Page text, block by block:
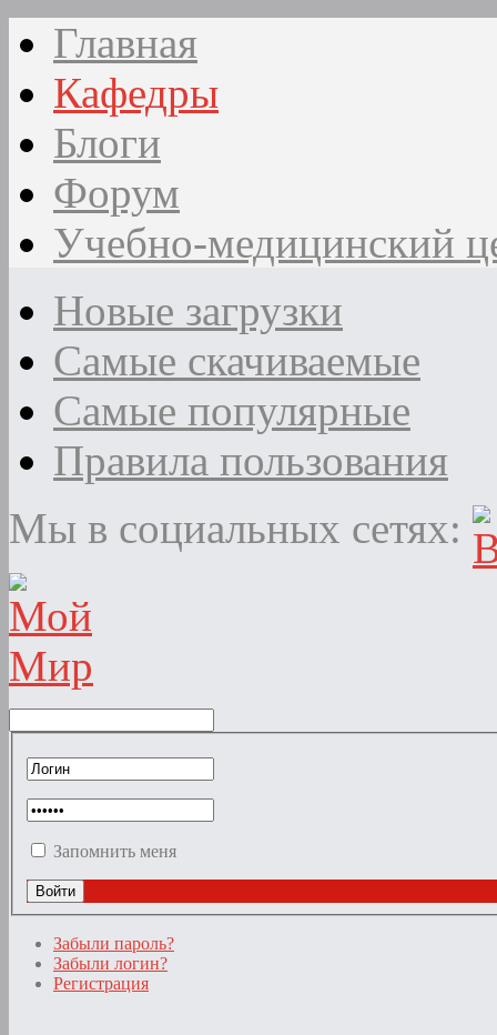
Главная
Кафедры
Блоги
Форум
Учебно-медицинский
Новые загрузки
Самые скачиваемые
Самые популярные
Правила пользования
Мы в социальных сетях:
Запомнить меня
Забыли пароль?
Забыли логин?
Регистрация